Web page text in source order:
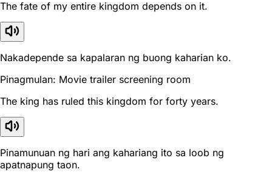
The fate of my entire kingdom depends on it.
Nakadepende sa kapalaran ng buong kaharian ko.
Pinagmulan: Movie trailer screening room
The king has ruled this kingdom for forty years.
Pinamunuan ng hari ang kahariang ito sa loob ng
apatnapung taon.